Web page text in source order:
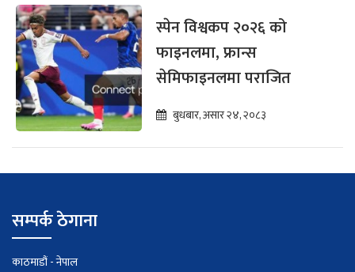
स्पेन विश्वकप २०२६ को
फाइनलमा, फ्रान्स
सेमिफाइनलमा पराजित
बुधबार, असार २४, २०८३
सम्पर्क ठेगाना
काठमाडौं - नेपाल